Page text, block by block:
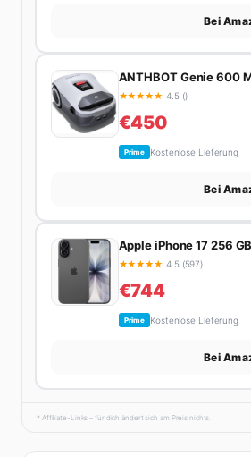
Bei
ANTHBOT Genie 600
★★★★★ 4.5 ()
€450
Prime Kostenlose Lieferung
Bei
Apple iPhone 17 256 GB
★★★★★ 4.5 (597)
€744
Prime Kostenlose Lieferung
Bei
* Affiliate-Links – für dich ändert sich am Preis nichts.